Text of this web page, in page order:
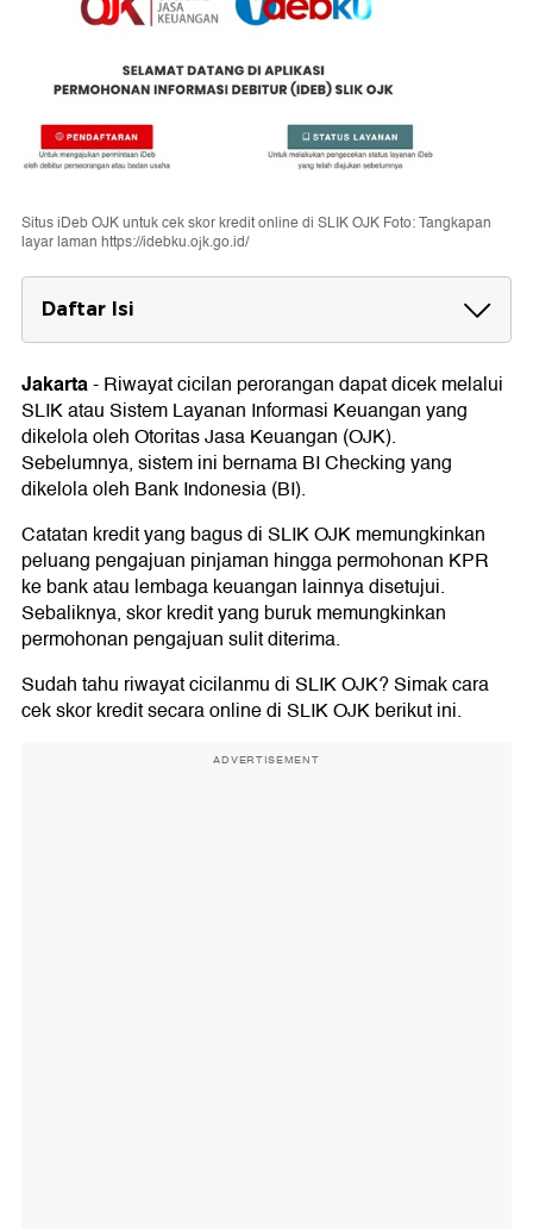
Situs iDeb OJK untuk cek skor kredit online di SLIK OJK Foto: Tangkapan
layar laman https://idebku.ojk.go.id/
Daftar Isi
Cara Cek Skor Kredit SLIK OJK
Arti Kode Skor Kredit SLIK OJK
Jakarta-Riwayat cicilan perorangan dapat dicek melalui
SLIK atau Sistem Layanan Informasi Keuangan yang
dikelola oleh Otoritas Jasa Keuangan (OJK).
Sebelumnya, sistem ini bernama BI Checking yang
dikelola oleh Bank Indonesia (BI).
Catatan kredit yang bagus di SLIK OJK memungkinkan
peluang pengajuan pinjaman hingga permohonan KPR
ke bank atau lembaga keuangan lainnya disetujui.
Sebaliknya, skor kredit yang buruk memungkinkan
permohonan pengajuan sulit diterima.
Sudah tahu riwayat cicilanmu di SLIK OJK? Simak cara
cek skor kredit secara online di SLIK OJK berikut ini.
ADVERTISEMENT